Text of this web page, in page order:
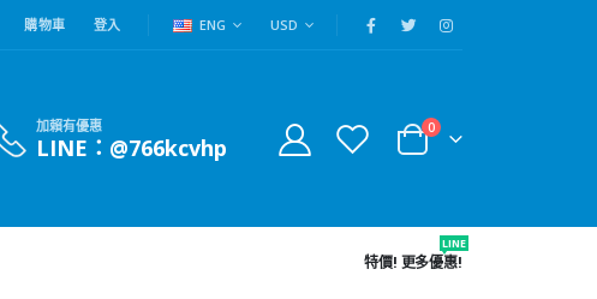
購物車 登入 ENG USD
加賴有優惠
LINE：@766kcvhp
0
特價! 更多優惠!
LINE